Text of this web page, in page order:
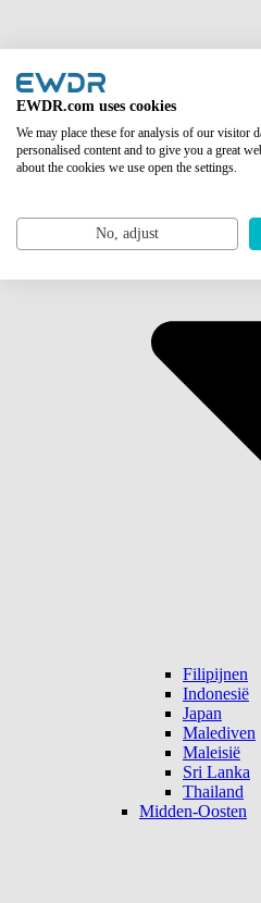
Azië
Filipijnen
Indonesië
Japan
Malediven
Maleisië
Sri Lanka
Thailand
Midden-Oosten
EWDR.com uses cookies
We may place these for analysis of our visitor
personalised content and to give you a great
about the cookies we use open the settings.
No, adjust